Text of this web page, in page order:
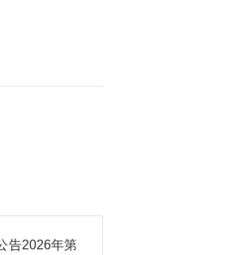
告2026年第